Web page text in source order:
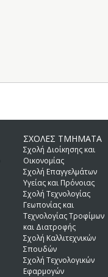
ΣΧΟΛΕΣ ΤΜΗΜΑΤΑ
Σχολή Διοίκησης και
Οικονομίας
Σχολή Επαγγελμάτων
Υγείας και Πρόνοιας
Σχολή Τεχνολογίας
Γεωπονίας και
Τεχνολογίας Τροφίμων
και Διατροφής
Σχολή Καλλιτεχνικών
Σπουδών
Σχολή Τεχνολογικών
Εφαρμογών